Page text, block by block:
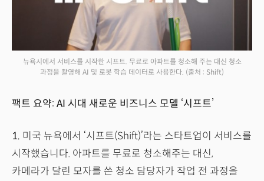
뉴욕시에서 서비스를 시작한 시프트. 무료로 아파트를 청소해 주는 대신 청소
과정을 촬영해 AI 및 로봇 학습 데이터로 사용한다. (출처 : Shift)
팩트 요약: AI 시대 새로운 비즈니스 모델 ‘시프트’
1. 미국 뉴욕에서 ‘시프트(Shift)’라는 스타트업이 서비스를
시작했습니다. 아파트를 무료로 청소해주는 대신,
카메라가 달린 모자를 쓴 청소 담당자가 작업 전 과정을